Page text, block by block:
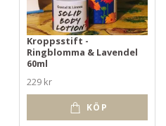
Kroppsstift -
Ringblomma & Lavendel
60ml
229 kr
KÖP